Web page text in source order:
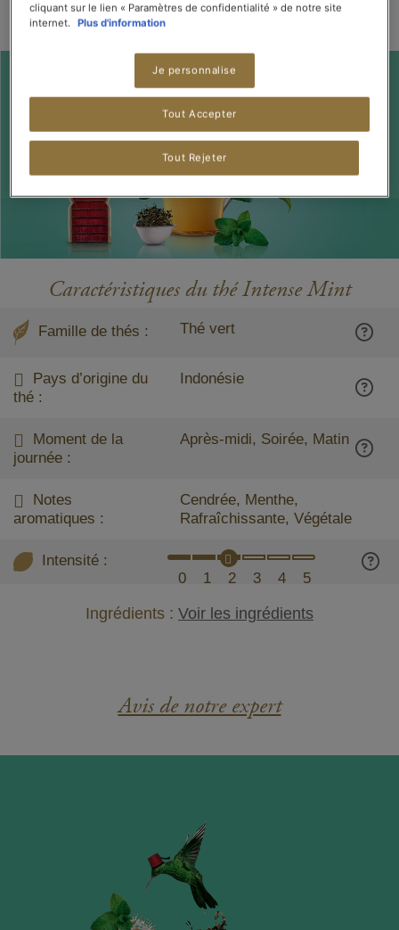
Caractéristiques du thé Intense Mint
Famille de thés : Thé vert
Pays d’origine du
thé :
Indonésie
Moment de la
journée :
Après-midi, Soirée, Matin
Notes
aromatiques :
Cendrée, Menthe,
Rafraîchissante, Végétale
Intensité :
0
1 2 3 4 5
Ingrédients : Voir les ingrédients
Avis de notre expert
cliquant sur le lien « Paramètres de confidentialité » de notre site
internet.
Plus d'information
Je personnalise
Tout Rejeter
Tout Accepter